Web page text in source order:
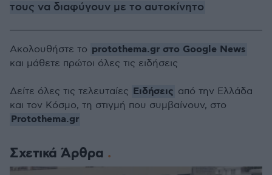
τους να διαφύγουν με το αυτοκίνητο
Σχετικά Άρθρα
Ακολουθήστε το protothema.gr στο Google News
και μάθετε πρώτοι όλες τις ειδήσεις
Δείτε όλες τις τελευταίες Ειδήσεις από την Ελλάδα
και τον Κόσμο, τη στιγμή που συμβαίνουν, στο
Protothema.gr